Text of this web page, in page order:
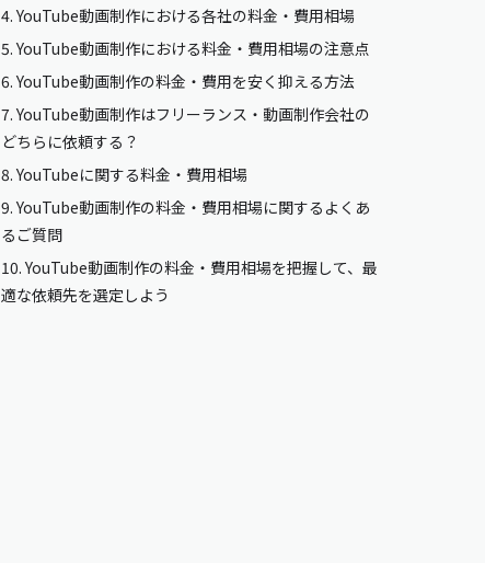
4.YouTube動画制作における各社の料金・費用相場
5.YouTube動画制作における料金・費用相場の注意点
6.YouTube動画制作の料金・費用を安く抑える方法
7.YouTube動画制作はフリーランス・動画制作会社の
どちらに依頼する？
8.YouTubeに関する料金・費用相場
9.YouTube動画制作の料金・費用相場に関するよくあ
るご質問
10.YouTube動画制作の料金・費用相場を把握して、最
適な依頼先を選定しよう